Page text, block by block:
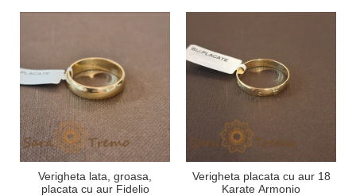
Verigheta lata, groasa,
placata cu aur Fidelio
Verigheta placata cu aur 18
Karate Armonio